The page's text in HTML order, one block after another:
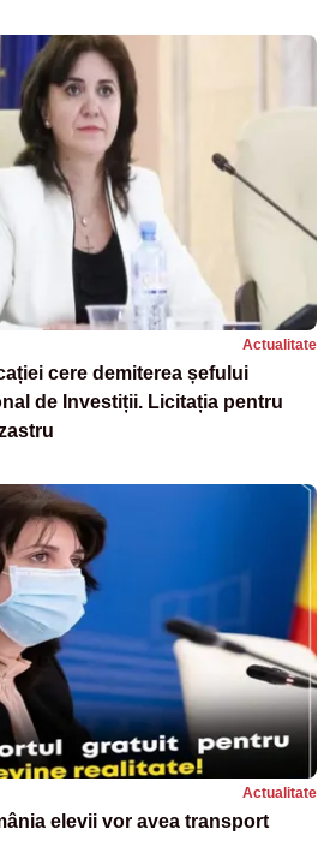
Actualitate
cere demiterea șefului
de Investiții. Licitația pentru
Actualitate
elevii vor avea transport